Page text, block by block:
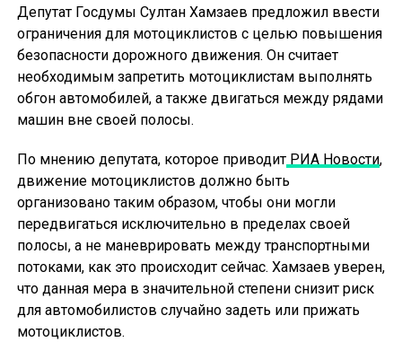
Депутат Госдумы Султан Хамзаев предложил ввести
ограничения для мотоциклистов с целью повышения
безопасности дорожного движения. Он считает
необходимым запретить мотоциклистам выполнять
обгон автомобилей, а также двигаться между рядами
машин вне своей полосы.
По мнению депутата, которое приводитРИА Новости,
движение мотоциклистов должно быть
организовано таким образом, чтобы они могли
передвигаться исключительно в пределах своей
полосы, а не маневрировать между транспортными
потоками, как это происходит сейчас. Хамзаев уверен,
что данная мера в значительной степени снизит риск
для автомобилистов случайно задеть или прижать
мотоциклистов.